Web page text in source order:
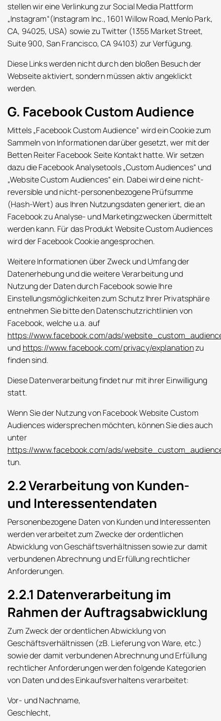
stellen wir eine Verlinkung zur Social Media Plattform
„Instagram“(Instagram Inc., 1601 Willow Road, Menlo Park,
CA, 94025, USA) sowie zu Twitter (1355 Market Street,
Suite 900, San Francisco, CA 94103) zur Verfügung.
Diese Links werden nicht durch den bloßen Besuch der
Webseite aktiviert, sondern müssen aktiv angeklickt
werden.
G. Facebook Custom Audience
Mittels „Facebook Custom Audience” wird ein Cookie zum
Sammeln von Informationen darüber gesetzt, wer mit der
Betten Reiter Facebook Seite Kontakt hatte. Wir setzen
dazu die Facebook Analysetools „Custom Audiences“ und
„Website Custom Audiences“ ein. Dabei wird eine nicht-
reversible und nicht-personenbezogene Prüfsumme
(Hash-Wert) aus Ihren Nutzungsdaten generiert, die an
Facebook zu Analyse- und Marketingzwecken übermittelt
werden kann. Für das Produkt Website Custom Audiences
wird der Facebook Cookie angesprochen.
Weitere Informationen über Zweck und Umfang der
Datenerhebung und die weitere Verarbeitung und
Nutzung der Daten durch Facebook sowie Ihre
Einstellungsmöglichkeiten zum Schutz Ihrer Privatsphäre
entnehmen Sie bitte den Datenschutzrichtlinien von
Facebook, welche u.a. auf
https://www.facebook.com/ads/
und https://www.facebook.com/privacy/explanationzu
finden sind.
Diese Datenverarbeitung findet nur mit ihrer Einwilligung
statt.
Wenn Sie der Nutzung von Facebook Website Custom
Audiences widersprechen möchten, können Sie dies auch
unter
https://www.facebook.com/ads/
tun.
2.2 Verarbeitung von Kunden-
und Interessentendaten
Personenbezogene Daten von Kunden und Interessenten
werden verarbeitet zum Zwecke der ordentlichen
Abwicklung von Geschäftsverhältnissen sowie zur damit
verbundenen Abrechnung und Erfüllung rechtlicher
Anforderungen.
2.2.1 Datenverarbeitung im
Rahmen der Auftragsabwicklung
Zum Zweck der ordentlichen Abwicklung von
Geschäftsverhältnissen (zB. Lieferung von Ware, etc.)
sowie der damit verbundenen Abrechnung und Erfüllung
rechtlicher Anforderungen werden folgende Kategorien
von Daten und des Einkaufsverhaltens verarbeitet:
Vor- und Nachname,
Geschlecht,